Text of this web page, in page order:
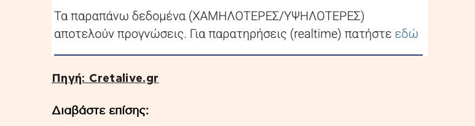
Πηγή: Cretalive.gr
Διαβάστε επίσης: